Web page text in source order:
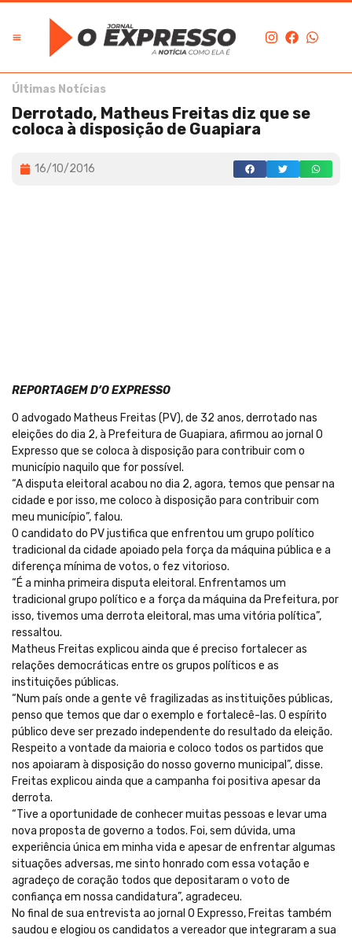
Últimas Notícias
Derrotado, Matheus Freitas diz que se
coloca à disposição de Guapiara
16/10/2016
REPORTAGEM D’O EXPRESSO
O advogado Matheus Freitas (PV), de 32 anos, derrotado nas
eleições do dia 2, à Prefeitura de Guapiara, afirmou ao jornal O
Expresso que se coloca à disposição para contribuir com o
município naquilo que for possível.
“A disputa eleitoral acabou no dia 2, agora, temos que pensar na
cidade e por isso, me coloco à disposição para contribuir com
meu município”, falou.
O candidato do PV justifica que enfrentou um grupo político
tradicional da cidade apoiado pela força da máquina pública e a
diferença mínima de votos, o fez vitorioso.
“É a minha primeira disputa eleitoral. Enfrentamos um
tradicional grupo político e a força da máquina da Prefeitura, por
isso, tivemos uma derrota eleitoral, mas uma vitória política”,
ressaltou.
Matheus Freitas explicou ainda que é preciso fortalecer as
relações democráticas entre os grupos políticos e as
instituições públicas.
“Num país onde a gente vê fragilizadas as instituições públicas,
penso que temos que dar o exemplo e fortalecê-las. O espírito
público deve ser prezado independente do resultado da eleição.
Respeito a vontade da maioria e coloco todos os partidos que
nos apoiaram à disposição do nosso governo municipal”, disse.
Freitas explicou ainda que a campanha foi positiva apesar da
derrota.
“Tive a oportunidade de conhecer muitas pessoas e levar uma
nova proposta de governo a todos. Foi, sem dúvida, uma
experiência única em minha vida e apesar de enfrentar algumas
situações adversas, me sinto honrado com essa votação e
agradeço de coração todos que depositaram o voto de
confiança em nossa candidatura”, agradeceu.
No final de sua entrevista ao jornal O Expresso, Freitas também
saudou e elogiou os candidatos a vereador que integraram a sua